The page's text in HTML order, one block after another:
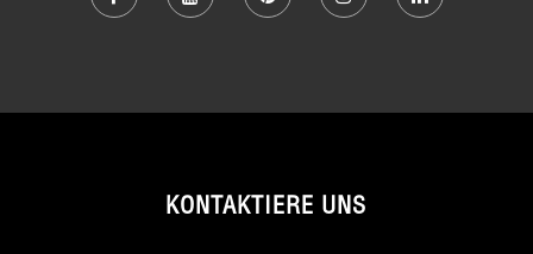
KONTAKTIERE UNS